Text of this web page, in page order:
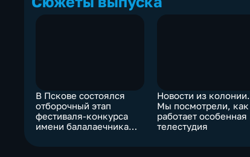
В Пскове состоялся
отборочный этап
фестиваля-конкурса
имени балалаечника
Новости из колонии.
Мы посмотрели, как
работает особенная
телестудия